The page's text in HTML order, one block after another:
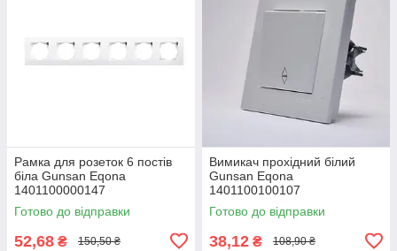
Рамка для розеток 6 постів
біла Gunsan Eqona
1401100000147
горизонтальна
Готово до відправки
52,68 ₴ 150,50 ₴
Вимикач прохідний білий
Gunsan Eqona
1401100100107
Готово до відправки
38,12 ₴ 108,90 ₴